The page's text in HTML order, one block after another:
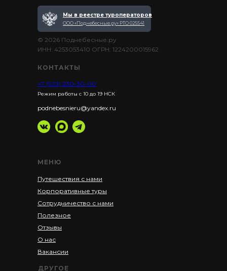
КОНТАКТЫ
+7 (923) 230-30-00
Режим работы с 10 до 19 НСК
podnebesnieru@yandex.ru
МЕНЮ
Путешествия с нами
Корпоративные туры
Сотрудничество с нами
Полезное
Отзывы
О нас
Вакансии
ДРУГОЕ
© 2026 Поднебесные.ру
Мы в реестре туроператоров
ООО «Поднебесные.ру» РТО 025541
ИНН: 4253053410 ОГРН: 1224200015962